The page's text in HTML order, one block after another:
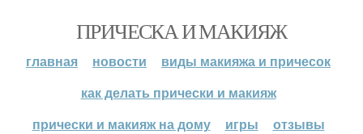
ПРИЧЕСКА И МАКИЯЖ
главная новости
виды макияжа и причесок
как делать прически и макияж
прически и макияж на дому
игры отзывы